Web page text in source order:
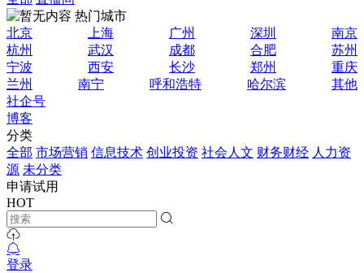
热门城市
北京
上海 广州 深圳
南京
杭州
武汉 成都 合肥
苏州
宁波
西安 长沙 郑州
重庆
兰州
南宁 呼和浩特 哈尔滨
其他
社企号
博客
分类
全部 市场营销 信息技术 创业投资 社会人文 财务财经 人力资
源 未分类
申请试用
HOT
登录